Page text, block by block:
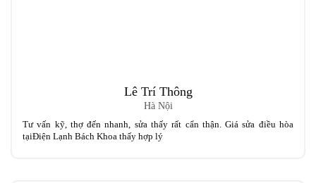
Lê Trí Thông
Hà Nội
Tư vấn kỹ, thợ đến nhanh, sửa thấy rất cẩn thận. Giá sửa điều hòa
tạiĐiện Lạnh Bách Khoa thấy hợp lý